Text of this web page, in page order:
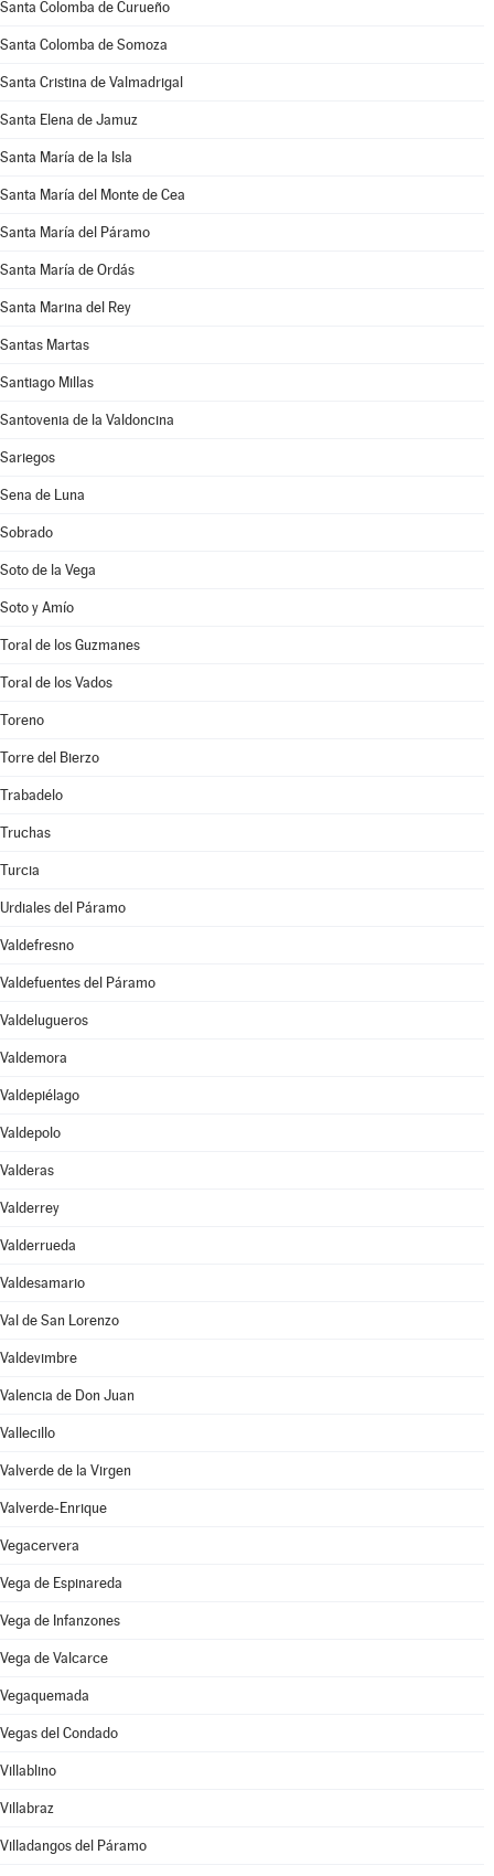
Santa Colomba de Curueño
Santa Colomba de Somoza
Santa Cristina de Valmadrigal
Santa Elena de Jamuz
Santa María de la Isla
Santa María del Monte de Cea
Santa María del Páramo
Santa María de Ordás
Santa Marina del Rey
Santas Martas
Santiago Millas
Santovenia de la Valdoncina
Sariegos
Sena de Luna
Sobrado
Soto de la Vega
Soto y Amío
Toral de los Guzmanes
Toral de los Vados
Toreno
Torre del Bierzo
Trabadelo
Truchas
Turcia
Urdiales del Páramo
Valdefresno
Valdefuentes del Páramo
Valdelugueros
Valdemora
Valdepiélago
Valdepolo
Valderas
Valderrey
Valderrueda
Valdesamario
Val de San Lorenzo
Valdevimbre
Valencia de Don Juan
Vallecillo
Valverde de la Virgen
Valverde-Enrique
Vegacervera
Vega de Espinareda
Vega de Infanzones
Vega de Valcarce
Vegaquemada
Vegas del Condado
Villablino
Villabraz
Villadangos del Páramo